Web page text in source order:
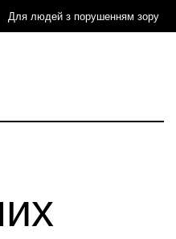
Для людей з порушенням зору